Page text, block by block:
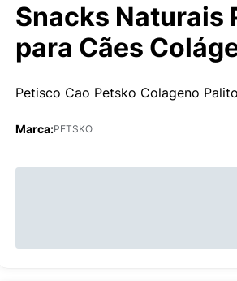
Snacks Naturais
para Cães
Petisco Cao Petsko Colageno
Marca:PETSKO